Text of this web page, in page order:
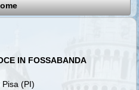
IN FOSSABANDA
(PI)